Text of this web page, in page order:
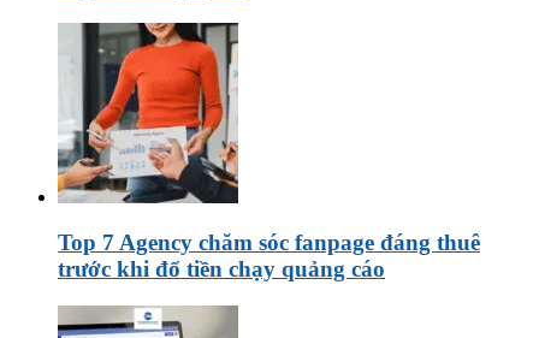
Top 7 Agency chăm sóc fanpage đáng thuê
trước khi đổ tiền chạy quảng cáo